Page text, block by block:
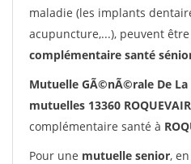
maladie (les implants
acupuncture,...), peuvent
complémentaire santé
Mutuelle GÃ©nÃ©rale De
mutuelles 13360
complémentaire santé à
Pour une mutuelle senior,